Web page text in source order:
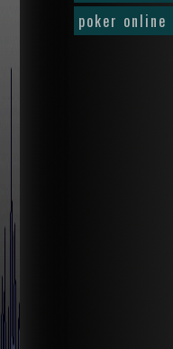
poker online